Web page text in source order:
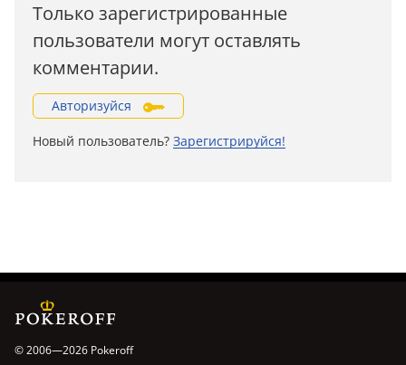
Только зарегистрированные
пользователи могут оставлять
комментарии.
Авторизуйся
Новый пользователь? Зарегистрируйся!
© 2006—2026 Pokeroff